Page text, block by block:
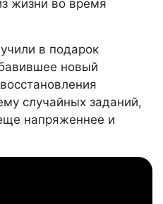
жизни во время
в подарок
новый
случайных заданий,
напряженнее и